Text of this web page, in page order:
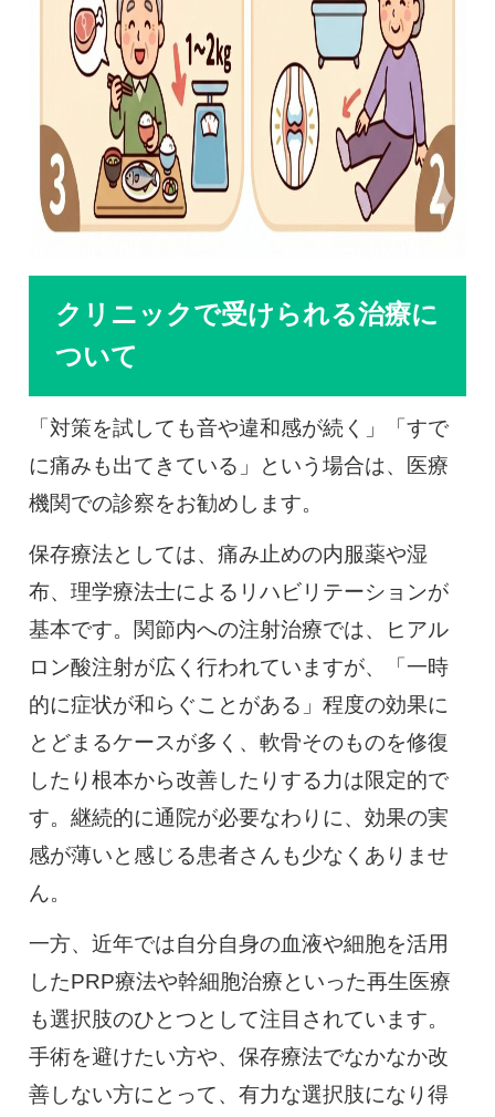
クリニックで受けられる治療に
ついて
「対策を試しても音や違和感が続く」「すで
に痛みも出てきている」という場合は、医療
機関での診察をお勧めします。
保存療法としては、痛み止めの内服薬や湿
布、理学療法士によるリハビリテーションが
基本です。関節内への注射治療では、ヒアル
ロン酸注射が広く行われていますが、「一時
的に症状が和らぐことがある」程度の効果に
とどまるケースが多く、軟骨そのものを修復
したり根本から改善したりする力は限定的で
す。継続的に通院が必要なわりに、効果の実
感が薄いと感じる患者さんも少なくありませ
ん。
一方、近年では自分自身の血液や細胞を活用
したPRP療法や幹細胞治療といった再生医療
も選択肢のひとつとして注目されています。
手術を避けたい方や、保存療法でなかなか改
善しない方にとって、有力な選択肢になり得